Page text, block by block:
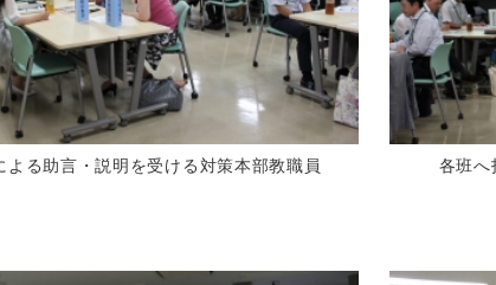
よる助言・説明を受ける対策本部教職員 各班へ